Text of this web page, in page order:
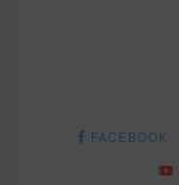
FACEBOOK